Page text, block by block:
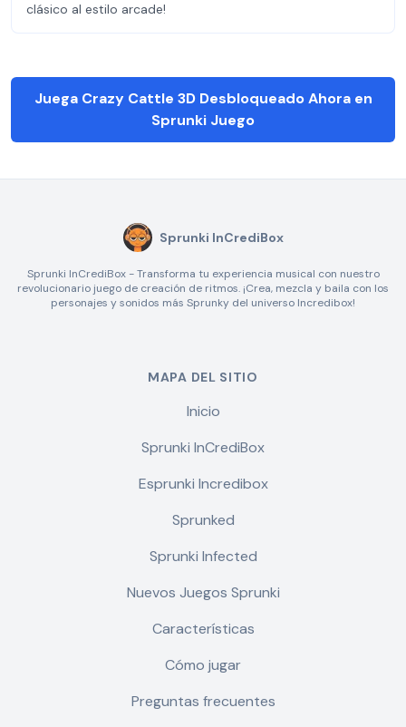
clásico al estilo arcade!
Juega Crazy Cattle 3D Desbloqueado Ahora en
Sprunki Juego
Sprunki InCrediBox
Sprunki InCrediBox - Transforma tu experiencia musical con nuestro
revolucionario juego de creación de ritmos. ¡Crea, mezcla y baila con los
personajes y sonidos más Sprunky del universo Incredibox!
MAPA DEL SITIO
Inicio
Sprunki InCrediBox
Esprunki Incredibox
Sprunked
Sprunki Infected
Nuevos Juegos Sprunki
Características
Cómo jugar
Preguntas frecuentes